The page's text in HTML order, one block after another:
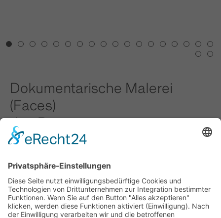
1 2 3 4 5 6 7 8 9 10 11 12 13 14 15 16 17
18
19
20
Dokumentarische Malerei
(Faces)
Jan Bauer
25.04.2026 - 11.06.2026
Mit der Serie „Faces“ richtet Jan Bauer den Blick auf
das menschliche Gesicht und untersucht die Wirkung
von Fragmentierung, Verfall und Zeitspuren. Die Werke
zeigen unterschiedliche Stadien zwischen nahezu
vollständigen und stark zerstörten Gesichtern und
stellen die Frage, ab wann ein Gesicht noch als solches